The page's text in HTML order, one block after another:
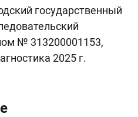
государственный
№ 313200001153,
2025 г.